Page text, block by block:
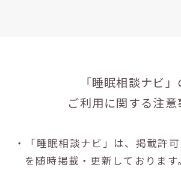
「睡眠相談ナビ」
ご利用に関する注意
・「睡眠相談ナビ」は、掲載許
を随時掲載・更新しておりま